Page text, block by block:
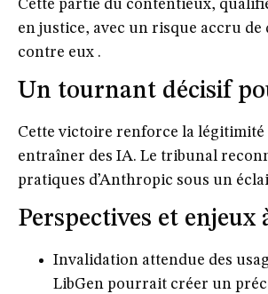
Cette partie du contentieux,
en justice, avec un risque accru
contre eux .
Un tournant décisif
Cette victoire renforce la
entraîner des IA. Le tribunal
pratiques d’Anthropic sous un
Perspectives et enjeux
Invalidation attendue des
LibGen pourrait créer un